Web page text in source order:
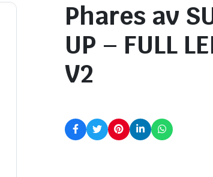
Phares av
UP – FULL
V2